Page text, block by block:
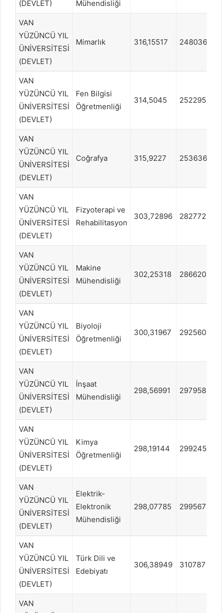
(DEVLET) Mühendisliği
VAN
YÜZÜNCÜ YIL
ÜNİVERSİTESİ
(DEVLET)
Mimarlık 316,15517 248036
VAN
YÜZÜNCÜ YIL
ÜNİVERSİTESİ
(DEVLET)
Fen Bilgisi
Öğretmenliği
314,5045 252295
VAN
YÜZÜNCÜ YIL
ÜNİVERSİTESİ
(DEVLET)
Coğrafya 315,9227 253636
VAN
YÜZÜNCÜ YIL
ÜNİVERSİTESİ
(DEVLET)
Fizyoterapi ve
Rehabilitasyon
303,72896 282772
VAN
YÜZÜNCÜ YIL
ÜNİVERSİTESİ
(DEVLET)
Makine
Mühendisliği
302,25318 286620
VAN
YÜZÜNCÜ YIL
ÜNİVERSİTESİ
(DEVLET)
Biyoloji
Öğretmenliği
300,31967 292560
VAN
YÜZÜNCÜ YIL
ÜNİVERSİTESİ
(DEVLET)
İnşaat
Mühendisliği
298,56991 297958
VAN
YÜZÜNCÜ YIL
ÜNİVERSİTESİ
(DEVLET)
Kimya
Öğretmenliği
298,19144 299245
VAN
YÜZÜNCÜ YIL
ÜNİVERSİTESİ
(DEVLET)
Elektrik-
Elektronik
Mühendisliği
298,07785 299567
VAN
YÜZÜNCÜ YIL
ÜNİVERSİTESİ
(DEVLET)
Türk Dili ve
Edebiyatı
306,38949 310787
VAN